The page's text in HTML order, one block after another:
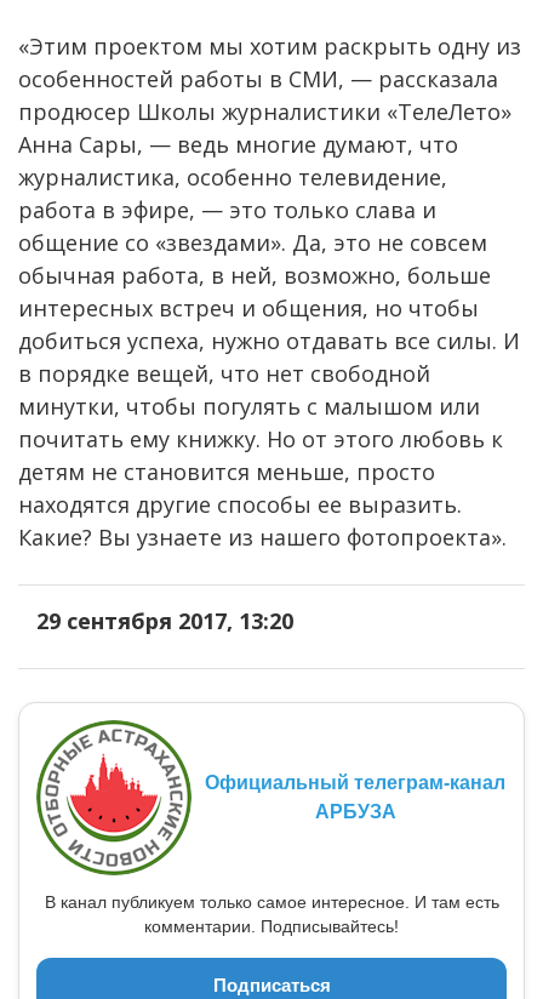
«Этим проектом мы хотим раскрыть одну из
особенностей работы в СМИ, — рассказала
продюсер Школы журналистики «ТелеЛето»
Анна Сары, — ведь многие думают, что
журналистика, особенно телевидение,
работа в эфире, — это только слава и
общение со «звездами». Да, это не совсем
обычная работа, в ней, возможно, больше
интересных встреч и общения, но чтобы
добиться успеха, нужно отдавать все силы. И
в порядке вещей, что нет свободной
минутки, чтобы погулять с малышом или
почитать ему книжку. Но от этого любовь к
детям не становится меньше, просто
находятся другие способы ее выразить.
Какие? Вы узнаете из нашего фотопроекта».
29 сентября 2017, 13:20
Официальный телеграм-канал
АРБУЗА
В канал публикуем только самое интересное. И там есть
комментарии. Подписывайтесь!
Подписаться